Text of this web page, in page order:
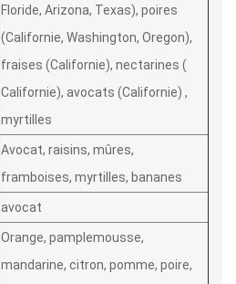
Floride, Arizona, Texas), poires
(Californie, Washington, Oregon),
fraises (Californie), nectarines (
Californie), avocats (Californie) ,
myrtilles
Avocat, raisins, mûres,
framboises, myrtilles, bananes
avocat
Orange, pamplemousse,
mandarine, citron, pomme, poire,